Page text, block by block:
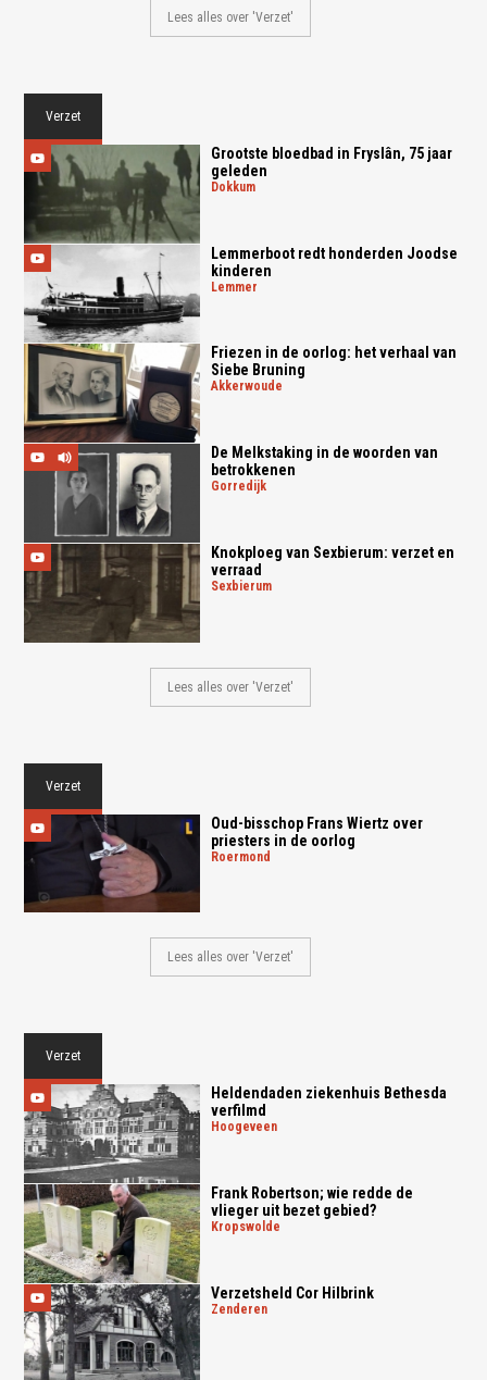
Lees alles over 'Verzet'
Verzet
Grootste bloedbad in Fryslân, 75 jaar
geleden
dokkum
Lemmerboot redt honderden Joodse
kinderen
lemmer
Friezen in de oorlog: het verhaal van
Siebe Bruning
akkerwoude
De Melkstaking in de woorden van
betrokkenen
gorredijk
Knokploeg van Sexbierum: verzet en
verraad
sexbierum
Lees alles over 'Verzet'
Verzet
Oud-bisschop Frans Wiertz over
priesters in de oorlog
roermond
Lees alles over 'Verzet'
Verzet
Heldendaden ziekenhuis Bethesda
verfilmd
hoogeveen
Frank Robertson; wie redde de
vlieger uit bezet gebied?
kropswolde
Verzetsheld Cor Hilbrink
zenderen